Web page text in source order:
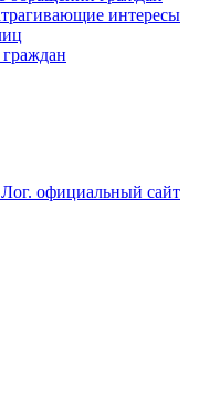
интересы
официальный сайт